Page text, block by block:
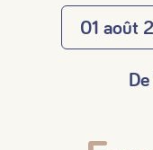
01 août